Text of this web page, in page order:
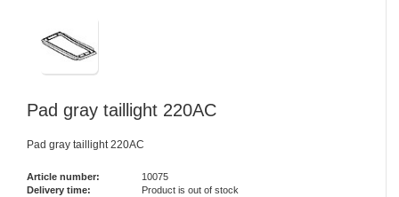
Pad gray taillight 220AC
Pad gray taillight 220AC
Article number:
10075
Delivery time:
Product is out of stock